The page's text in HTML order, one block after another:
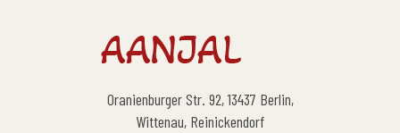
Oranienburger Str. 92, 13437 Berlin,
Wittenau, Reinickendorf